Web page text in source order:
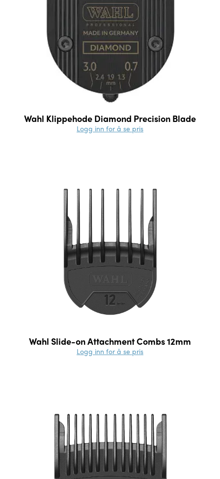
Wahl Klippehode Diamond Precision Blade
Logg inn for å se pris
Wahl Slide-on Attachment Combs 12mm
Logg inn for å se pris